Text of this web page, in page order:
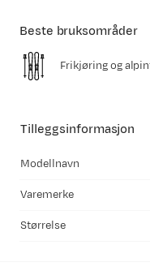
Tilleggsinformasjon
Modellnavn
Varemerke
Størrelse
Beste bruksområder
Frikjøring og